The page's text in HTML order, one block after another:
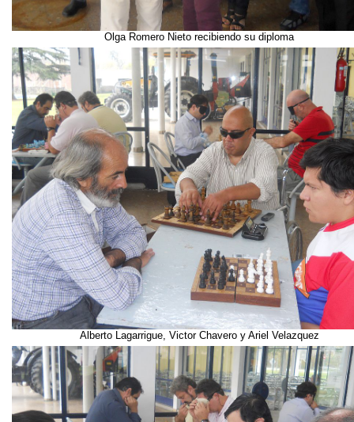
Olga Romero Nieto recibiendo su diploma
Alberto Lagarrigue, Victor Chavero y Ariel Velazquez